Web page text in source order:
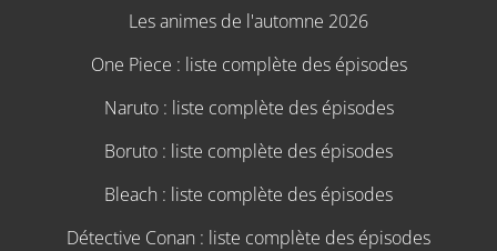
Les animes de l'automne 2026
One Piece : liste complète des épisodes
Naruto : liste complète des épisodes
Boruto : liste complète des épisodes
Bleach : liste complète des épisodes
Détective Conan : liste complète des épisodes